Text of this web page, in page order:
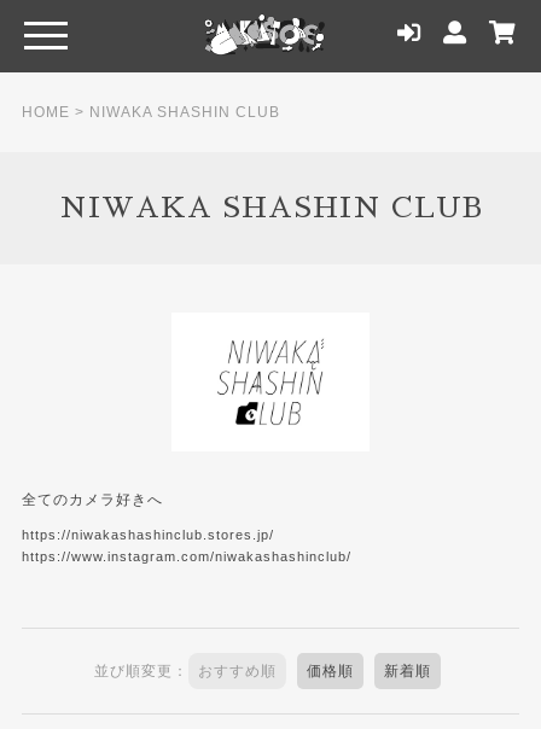
HOME > NIWAKA SHASHIN CLUB
NIWAKA SHASHIN CLUB
全てのカメラ好きへ
https://niwakashashinclub.stores.jp/
https://www.instagram.com/niwakashashinclub/
並び順変更： おすすめ順 価格順 新着順